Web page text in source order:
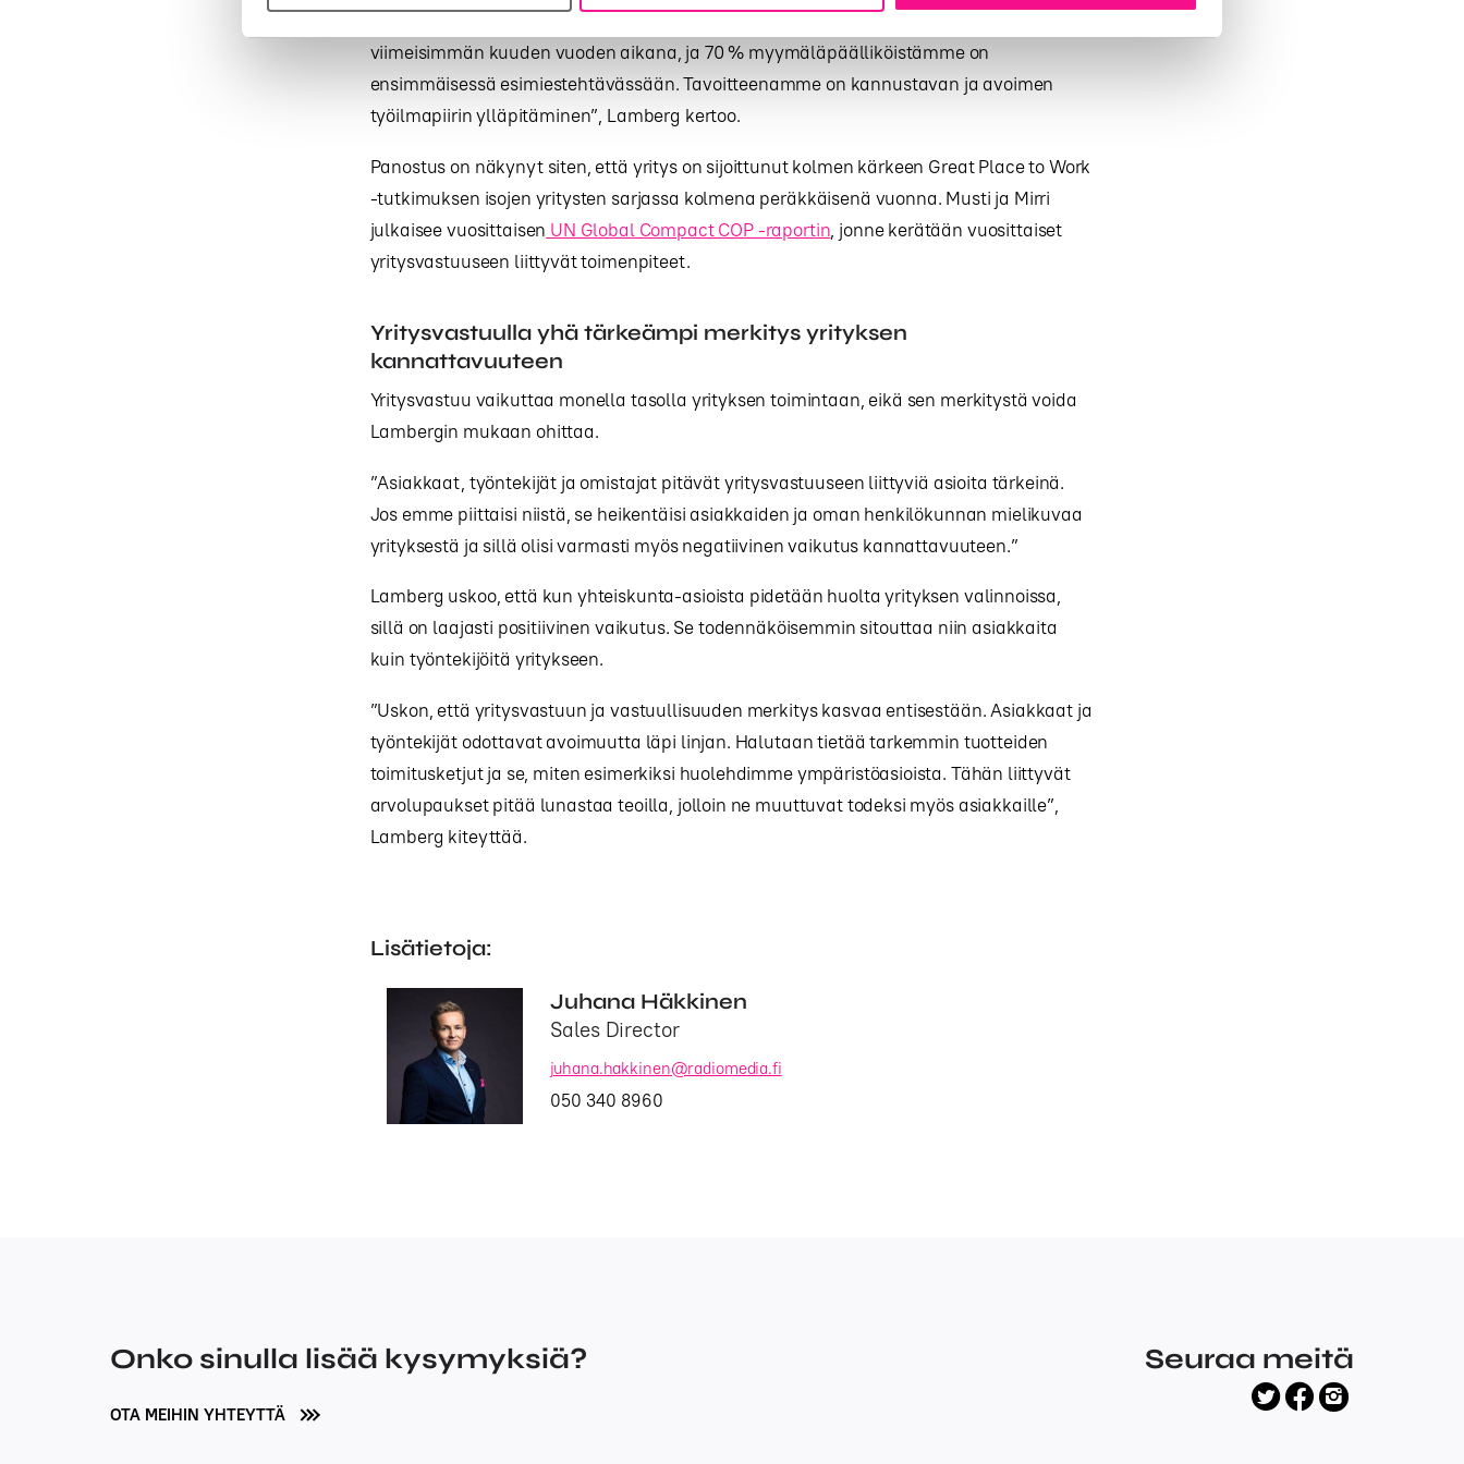
viimeisimmän kuuden vuoden aikana, ja 70 % myymäläpäälliköistämme on
ensimmäisessä esimiestehtävässään. Tavoitteenamme on kannustavan ja avoimen
työilmapiirin ylläpitäminen”, Lamberg kertoo.
Panostus on näkynyt siten, että yritys on sijoittunut kolmen kärkeen Great Place to Work
-tutkimuksen isojen yritysten sarjassa kolmena peräkkäisenä vuonna. Musti ja Mirri
julkaisee vuosittaisen UN Global Compact COP -raportin, jonne kerätään vuosittaiset
yritysvastuuseen liittyvät toimenpiteet.
Yritysvastuulla yhä tärkeämpi merkitys yrityksen
kannattavuuteen
Yritysvastuu vaikuttaa monella tasolla yrityksen toimintaan, eikä sen merkitystä voida
Lambergin mukaan ohittaa.
”Asiakkaat, työntekijät ja omistajat pitävät yritysvastuuseen liittyviä asioita tärkeinä.
Jos emme piittaisi niistä, se heikentäisi asiakkaiden ja oman henkilökunnan mielikuvaa
yrityksestä ja sillä olisi varmasti myös negatiivinen vaikutus kannattavuuteen.”
Lamberg uskoo, että kun yhteiskunta-asioista pidetään huolta yrityksen valinnoissa,
sillä on laajasti positiivinen vaikutus. Se todennäköisemmin sitouttaa niin asiakkaita
kuin työntekijöitä yritykseen.
”Uskon, että yritysvastuun ja vastuullisuuden merkitys kasvaa entisestään. Asiakkaat ja
työntekijät odottavat avoimuutta läpi linjan. Halutaan tietää tarkemmin tuotteiden
toimitusketjut ja se, miten esimerkiksi huolehdimme ympäristöasioista. Tähän liittyvät
arvolupaukset pitää lunastaa teoilla, jolloin ne muuttuvat todeksi myös asiakkaille”,
Lamberg kiteyttää.
Lisätietoja:
Juhana Häkkinen
Sales Director
juhana.hakkinen@radiomedia.fi
050 340 8960
Onko sinulla lisää kysymyksiä?
OTA MEIHIN YHTEYTTÄ
Seuraa meitä
twitter
facebook
instagram